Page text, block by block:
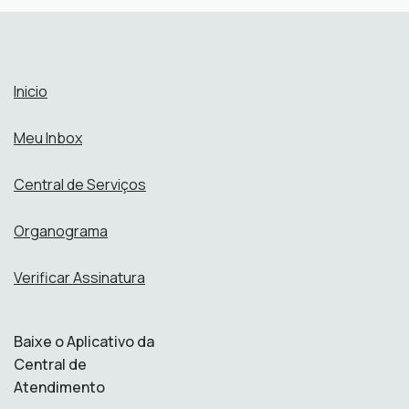
Perfis:
Inicio
Meu Inbox
Central de Serviços
Organograma
Verificar Assinatura
Baixe o Aplicativo da
Central de
Atendimento